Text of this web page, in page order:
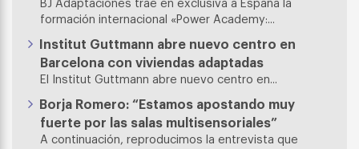
formación internacional «Power Academy:...
Institut Guttmann abre nuevo centro en
Barcelona con viviendas adaptadas
El Institut Guttmann abre nuevo centro en...
Borja Romero: “Estamos apostando muy
fuerte por las salas multisensoriales”
A continuación, reproducimos la entrevista que